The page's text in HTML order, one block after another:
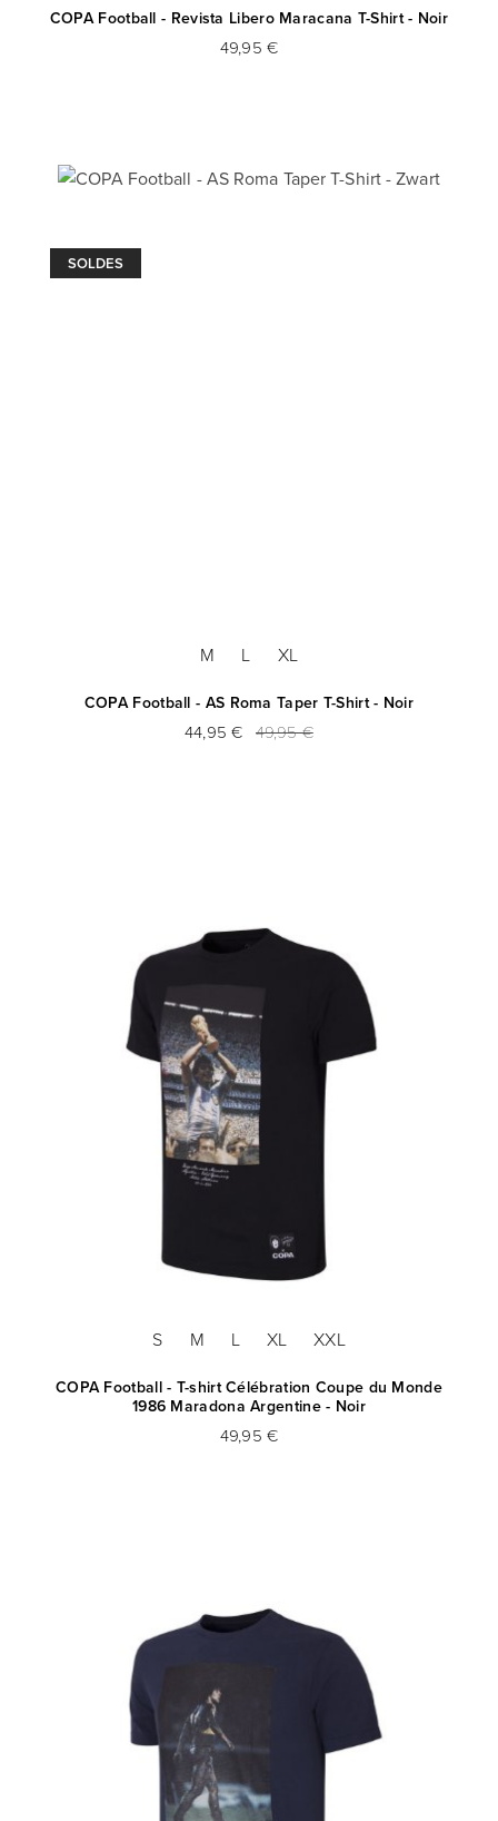
COPA Football - Revista Libero Maracana T-Shirt - Noir
49,95 €
SOLDES
M L XL
COPA Football - AS Roma Taper T-Shirt - Noir
44,95 € 49,95 €
S M L XL XXL
COPA Football - T-shirt Célébration Coupe du Monde
1986 Maradona Argentine - Noir
49,95 €